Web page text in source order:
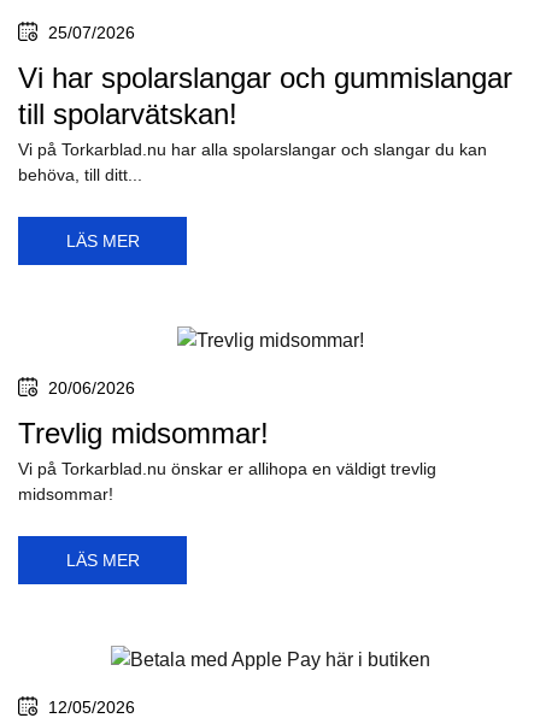
25/07/2026
Vi har spolarslangar och gummislangar
till spolarvätskan!
Vi på Torkarblad.nu har alla spolarslangar och slangar du kan
behöva, till ditt...
LÄS MER
20/06/2026
Trevlig midsommar!
Vi på Torkarblad.nu önskar er allihopa en väldigt trevlig
midsommar!
LÄS MER
12/05/2026